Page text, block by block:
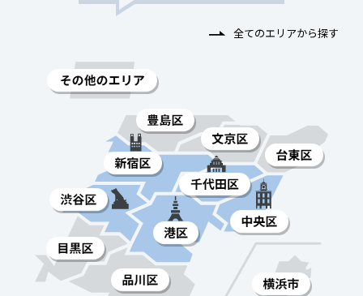
全てのエリアから探す